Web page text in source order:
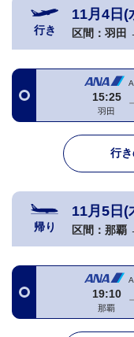
行き
11月4日(
区間： 羽田
15:25
羽田
行
帰り
11月5日(
区間： 那覇
19:10
那覇